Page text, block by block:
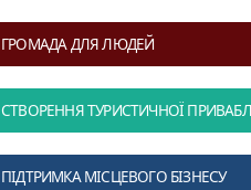
ГРОМАДА ДЛЯ ЛЮДЕЙ
СТВОРЕННЯ ТУРИСТИЧНОЇ
ПІДТРИМКА МІСЦЕВОГО БІЗНЕСУ